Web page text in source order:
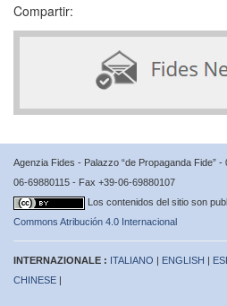
Compartir:
Agenzia Fides - Palazzo “de Propaganda Fide”
06-69880115 - Fax +39-06-69880107
Los contenidos del sitio son
Commons Atribución 4.0 Internacional
INTERNAZIONALE : ITALIANO | ENGLISH |
CHINESE |